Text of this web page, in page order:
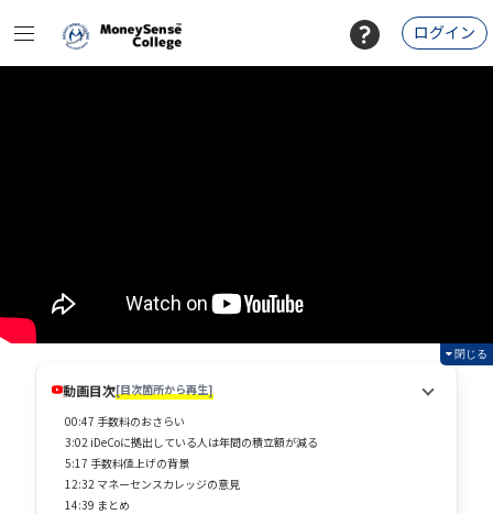
ログイン
閉じる
動画目次[目次箇所から再生]
00:47 手数料のおさらい
3:02 iDeCoに拠出している人は年間の積立額が減る
5:17 手数料値上げの背景
12:32 マネーセンスカレッジの意見
14:39 まとめ